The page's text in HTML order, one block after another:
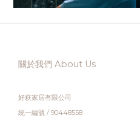
關於我們 About Us
好萩家居有限公司
統一編號 / 90448558